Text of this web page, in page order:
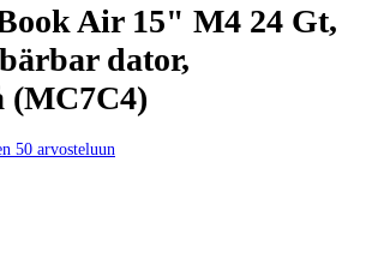
Air 15" M4 24 Gt,
dator,
(MC7C4)
50 arvosteluun